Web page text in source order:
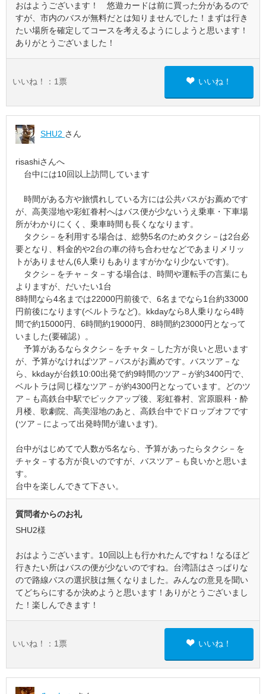
おはようございます！ 悠遊カードは前に買った分があるので
すが、市内のバスが無料だとは知りませんでした！まずは行き
たい場所を確定してコースを考えるようにしようと思います！
ありがとうございました！
いいね！： 1 票 いいね！
SHU2 さん
risashiさんへ
台中には10回以上訪問しています
時間がある方や旅慣れしている方には公共バスがお薦めです
が、高美湿地や彩虹眷村へはバス便が少ないうえ乗車・下車場
所がわかりにくく、乗車時間も長くななります。
タクシ－を利用する場合は、総勢5名のためタクシ－は2台必
要となり、料金的や2台の車の待ち合わせなどであまりメリッ
トがありません(6人乗りもありますがかなり少ないです)。
タクシ－をチャ－タ－する場合は、時間や運転手の言葉にも
よりますが、だいたい1台
8時間なら4名までは22000円前後で、6名までなら1台約33000
円前後になります(ベルトラなど)。kkdayなら8人乗りなら4時
間で約15000円、6時間約19000円、8時間約23000円となって
いました(要確認）。
予算があるならタクシ－をチャタ－した方が良いと思います
が、予算がなければツア－バスがお薦めです。バスツア－な
ら、kkdayが台鉄10:00出発で約9時間のツア－が約3400円で、
ベルトラは同じ様なツア－が約4300円となっています。どのツ
ア－も高鉄台中駅でピックアップ後、彩虹眷村、宮原眼科・酔
月楼、歌劇院、高美湿地のあと、高鉄台中でドロップオフです
(ツア－によって出発時間が違います)。
台中がはじめてで人数が5名なら、予算があったらタクシ－を
チャタ－する方が良いのですが、バスツア－も良いかと思いま
す。
台中を楽しんできて下さい。
質問者からのお礼
SHU2様
おはようございます。10回以上も行かれたんですね！なるほど
行きたい所はバスの便が少ないのですね。台湾語はさっぱりな
ので路線バスの選択肢は無くなりました。みんなの意見を聞い
てどちらにするか決めようと思います！ありがとうございまし
た！楽しんできます！
いいね！： 1 票 いいね！